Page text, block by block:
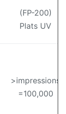
(FP-200)
Plats UV
>impressions
=100,000